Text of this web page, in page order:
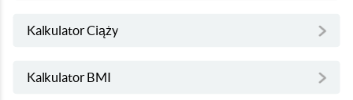
Kalkulator Ciąży
Kalkulator BMI